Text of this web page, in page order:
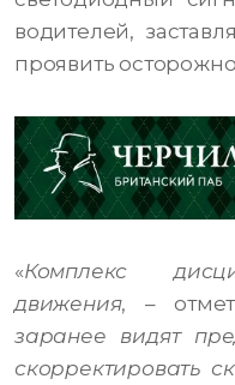
водителей,
проявить
«Комплекс
движения, –
заранее видят
скорректировать